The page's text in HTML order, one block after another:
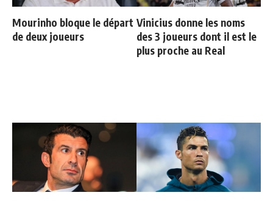
Mourinho bloque le départ
de deux joueurs
Vinicius donne les noms
des 3 joueurs dont il est le
plus proche au Real